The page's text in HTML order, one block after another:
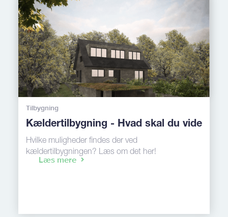
Tilbygning
Kældertilbygning - Hvad skal du vide
Hvilke muligheder findes der ved
kældertilbygningen? Læs om det her!
Læs mere